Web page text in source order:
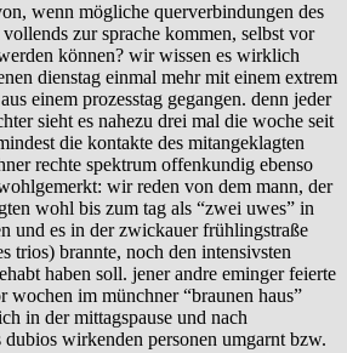
wenn mögliche querverbindungen des
zur sprache kommen, selbst vor
können? wir wissen es wirklich
dienstag einmal mehr mit einem extrem
einem prozesstag gegangen. denn jeder
sieht es nahezu drei mal die woche seit
die kontakte des mitangeklagten
rechte spektrum offenkundig ebenso
wir reden von dem mann, der
wohl bis zum tag als “zwei uwes” in
und es in der zwickauer frühlingstraße
trios) brannte, noch den intensivsten
haben soll. jener andre eminger feierte
wochen im münchner “braunen haus”
in der mittagspause und nach
dubios wirkenden personen umgarnt bzw.